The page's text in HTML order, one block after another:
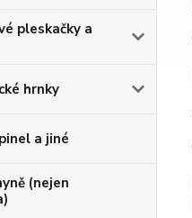
pleskačky a
hrnky
a jiné
(nejen